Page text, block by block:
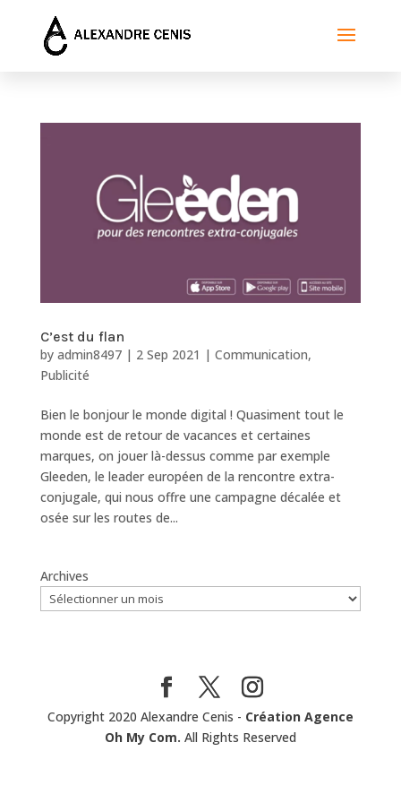
C’est du flan
by admin8497| 2 Sep 2021 | Communication,
Publicité
Bien le bonjour le monde digital ! Quasiment tout le
monde est de retour de vacances et certaines
marques, on jouer là-dessus comme par exemple
Gleeden, le leader européen de la rencontre extra-
conjugale, qui nous offre une campagne décalée et
osée sur les routes de...
Archives
Copyright 2020 Alexandre Cenis - Création Agence
Oh My Com. All Rights Reserved